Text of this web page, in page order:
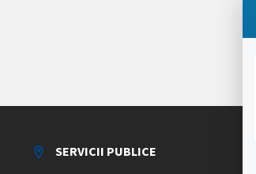
SERVICII PUBLICE